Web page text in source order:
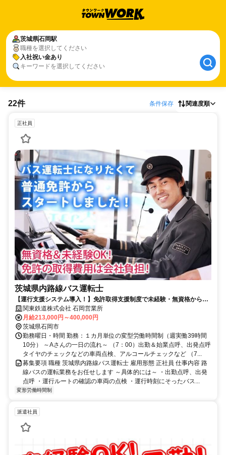
茨城県石岡駅
職種を選択してください
入社祝い金あり
キーワードを選択してください
22件 条件保存 関連度順
正社員
茨城県内路線バス運転士
【運行支援システム導入！】免許取得支援制度で未経験・無資格から始
められるバス運転手！入社祝金30万円
関東鉄道株式会社 石岡営業所
月給213,000円～400,000円
茨城県石岡市
勤務曜日・時間 勤務：１カ月単位の変型労働時間制（週実働39時間
10分） ～Aさんの一日の流れ～ （7：00）出勤＆始業点呼、出発点呼
タイヤのチェックなどの車両点検、アルコールチェックなど （7...
募集要項 職種 茨城県内路線バス運転士 雇用形態 正社員 仕事内容 路
線バスの運転業務をお任せします ～具体的には～ ・出勤点呼、出発
点呼 ・運行ルートの確認の車両の点検 ・運行時刻にそったバス...
変形労働時間制
派遣社員